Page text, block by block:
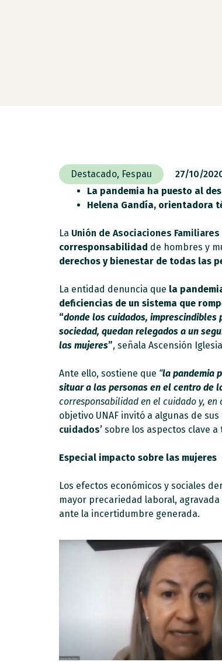
Destacado, Fespau
27/10/
La pandemia ha puesto al
Helena Gandía, orientadora
La Unión de Asociaciones Familiares
corresponsabilidad de hombres y
derechos y bienestar de todas las
La entidad denuncia que la
deficiencias de un sistema que
“donde los cuidados, imprescindibles
sociedad, quedan relegados a un
las mujeres”, señala Ascensión
Ante ello, sostiene que “la pandemia
situar a las personas en el centro de
corresponsabilidad en el cuidado y, en
objetivo UNAF invitó a algunas de
cuidados’sobre los aspectos clave a
Especial impacto sobre las mujeres
Los efectos económicos y sociales
mayor precariedad laboral,
ante la incertidumbre generada.